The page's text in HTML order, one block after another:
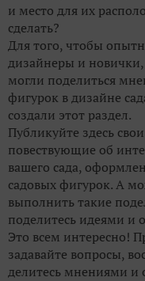
и место для их
сделать?
Для того, чтобы
дизайнеры и
могли поделиться
фигурок в дизайне
создали этот раздел.
Публикуйте здесь
повествующие об
вашего сада,
садовых фигурок. А
выполнить такие
поделитесь идеями и
Это всем интересно!
задавайте вопросы,
делитесь мнениями и